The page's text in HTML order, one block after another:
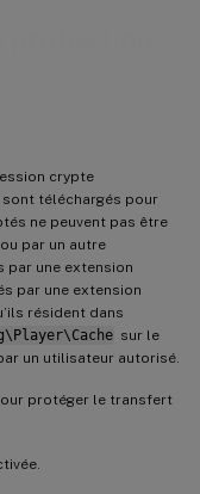
crypte
téléchargés pour
ne peuvent pas être
par un autre
par une extension
par une extension
résident dans
sur le
un utilisateur autorisé.
protéger le transfert